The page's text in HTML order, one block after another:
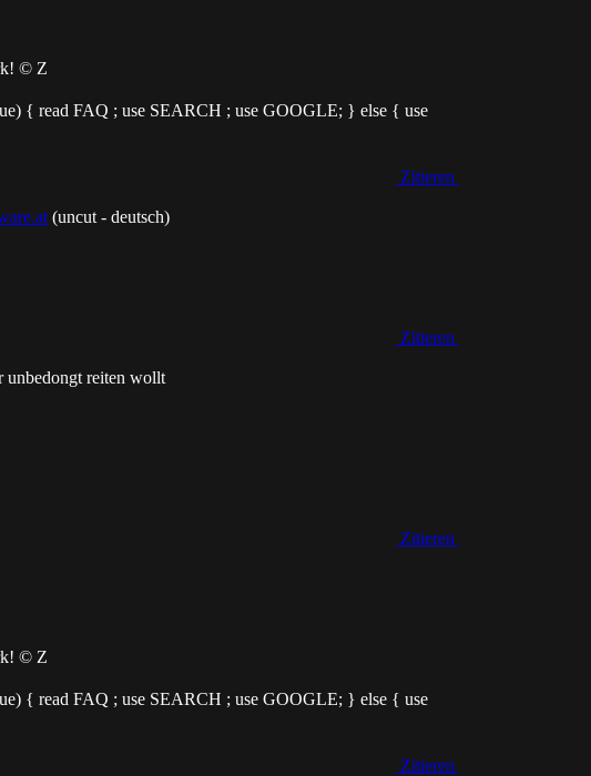
© Z
{ read FAQ ; use SEARCH ; use GOOGLE; } else { use
Zitieren
(uncut - deutsch)
Zitieren
reiten wollt
Zitieren
© Z
{ read FAQ ; use SEARCH ; use GOOGLE; } else { use
Zitieren